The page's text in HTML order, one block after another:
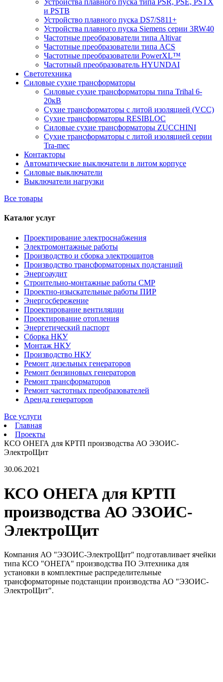
Устройства плавного пуска типа PSR, PSE, PSTX
и PSTB
Устройство плавного пуска DS7/S811+
Устройства плавного пуска Siemens серии 3RW40
Частотные преобразователи типа Altivar
Частотные преобразователи типа ACS
Частотные преобразователи PowerXL™
Частотный преобразователь HYUNDAI
Светотехника
Силовые сухие трансформаторы
Силовые сухие трансформаторы типа Trihal 6-
20кВ
Сухие трансформаторы с литой изоляцией (VCC)
Сухие трансформаторы RESIBLOC
Силовые сухие трансформаторы ZUCCHINI
Сухие трансформаторы с литой изоляцией серии
Tra-mec
Контакторы
Автоматические выключатели в литом корпусе
Силовые выключатели
Выключатели нагрузки
Все товары
Каталог услуг
Проектирование электроснабжения
Электромонтажные работы
Производство и сборка электрощитов
Производство трансформаторных подстанций
Энергоаудит
Строительно-монтажные работы СМР
Проектно-изыскательные работы ПИР
Энергосбережение
Проектирование вентиляции
Проектирование отопления
Энергетический паспорт
Сборка НКУ
Монтаж НКУ
Производство НКУ
Ремонт дизельных генераторов
Ремонт бензиновых генераторов
Ремонт трансформаторов
Ремонт частотных преобразователей
Аренда генераторов
Все услуги
Главная
Проекты
КСО ОНЕГА для КРТП производства АО ЭЗОИС-
ЭлектроЩит
30.06.2021
КСО ОНЕГА для КРТП
производства АО ЭЗОИС-
ЭлектроЩит
Компания АО "ЭЗОИС-ЭлектроЩит" подготавливает ячейки
типа КСО "ОНЕГА" производства ПО Элтехника для
установки в комплектные распределительные
трансформаторные подстанции производства АО "ЭЗОИС-
ЭлектроЩит".